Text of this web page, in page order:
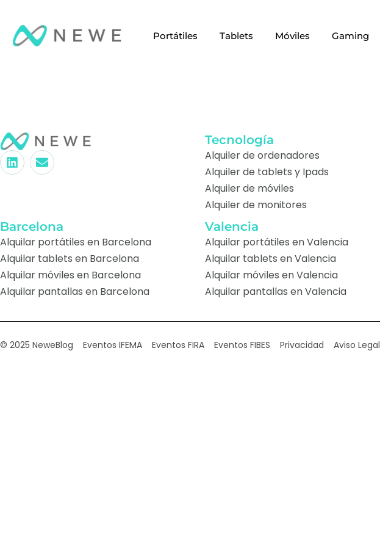
Portátiles Tablets Móviles Gaming
Tecnología
Alquiler de ordenadores
Alquiler de tablets y Ipads
Alquiler de móviles
Alquiler de monitores
Barcelona
Alquilar portátiles en Barcelona
Alquilar tablets en Barcelona
Alquilar móviles en Barcelona
Alquilar pantallas en Barcelona
Valencia
Alquilar portátiles en Valencia
Alquilar tablets en Valencia
Alquilar móviles en Valencia
Alquilar pantallas en Valencia
© 2025 NeweBlog Eventos IFEMA Eventos FIRA Eventos FIBES Privacidad Aviso Legal